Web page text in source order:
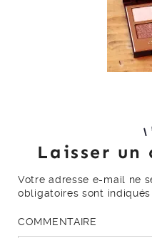
Laisser un
Votre adresse e-mail ne
obligatoires sont indiqués
COMMENTAIRE